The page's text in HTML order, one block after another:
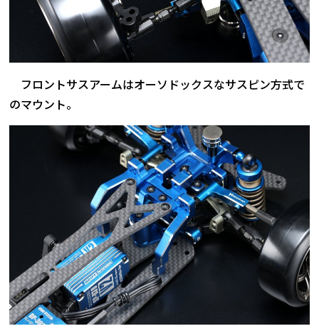
フロントサスアームはオーソドックスなサスピン方式で
のマウント。